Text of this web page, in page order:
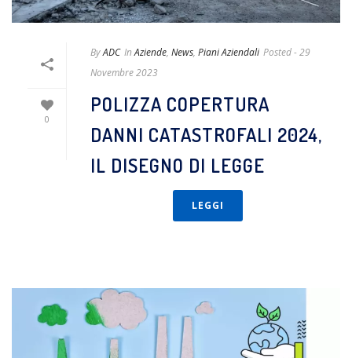
0
ByADC In Aziende, News, Piani Aziendali Posted- 29
Novembre 2023
POLIZZA COPERTURA
DANNI CATASTROFALI 2024,
IL DISEGNO DI LEGGE
LEGGI